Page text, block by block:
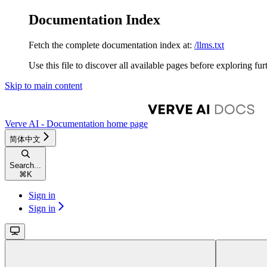
Documentation Index
Fetch the complete documentation index at: /llms.txt
Use this file to discover all available pages before exploring
Skip to main content
Verve AI - Documentation home page
简体中文
Search...
⌘ K
Sign in
Sign in